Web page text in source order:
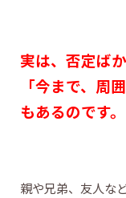
実は、否定ば
「今まで、周
もあるのです。
親や兄弟、友人な